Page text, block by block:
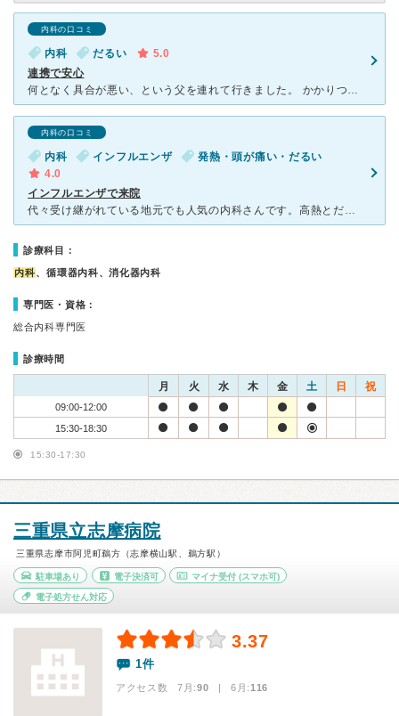
内科の口コミ
内科 だるい
5.0
連携で安心
何となく具合が悪い、という父を連れて行きました。 かかりつけなので、先生が父の顔の腫れに気付き、すぐ近くの県立病院に紹介してくださり、そこで入院治療を受けられました。とても優しい先生で、疑問にもきち
内科の口コミ
内科 インフルエンザ
発熱・頭が痛い・だるい
4.0
インフルエンザで来院
代々受け継がれている地元でも人気の内科さんです。高熱とだるさ、節々の痛みで来院しました。院内は改装された後なのでとても綺麗で、待合室も広く、六畳ほどの畳スペースもあり開放感があります。 先生は４０代
診療科目：
内科、循環器内科、消化器内科
専門医・資格：
総合内科専門医
診療時間
月 火 水 木 金 土 日 祝
09:00-12:00
15:30-18:30
15:30-17:30
三重県立志摩病院
三重県志摩市阿児町鵜方（志摩横山駅、鵜方駅）
駐車場あり 電子決済可 マイナ受付 (スマホ可)
電子処方せん対応
3.37
1件
アクセス数 7月:90 | 6月:116